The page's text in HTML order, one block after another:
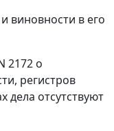
виновности в его
2172 о
регистров
дела отсутствуют